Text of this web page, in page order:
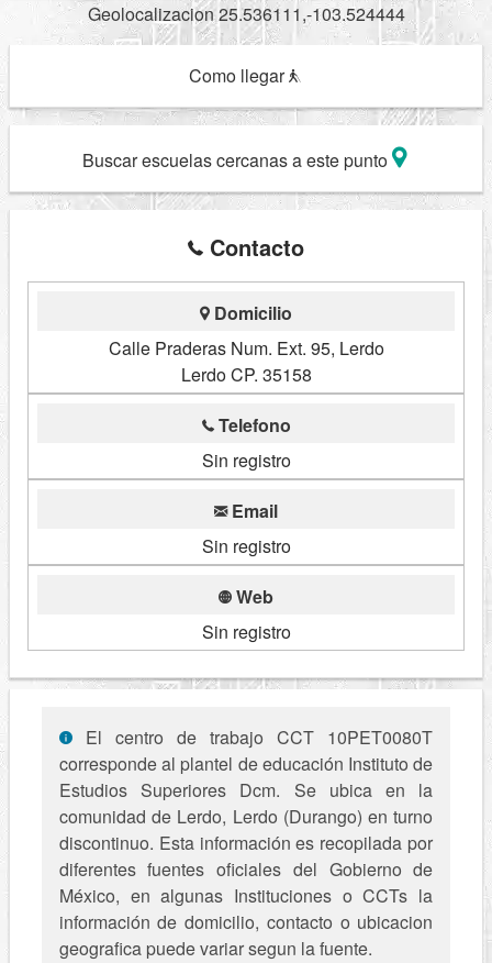
Geolocalizacion 25.536111,-103.524444
Como llegar
Buscar escuelas cercanas a este punto
Contacto
Domicilio
Calle Praderas Num. Ext. 95, Lerdo
Lerdo CP. 35158
Telefono
Sin registro
Email
Sin registro
Web
Sin registro
El centro de trabajo CCT 10PET0080T
corresponde al plantel de educación Instituto de
Estudios Superiores Dcm. Se ubica en la
comunidad de Lerdo, Lerdo (Durango) en turno
discontinuo. Esta información es recopilada por
diferentes fuentes oficiales del Gobierno de
México, en algunas Instituciones o CCTs la
información de domicilio, contacto o ubicacion
geografica puede variar segun la fuente.